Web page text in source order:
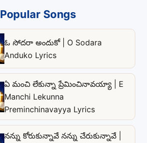
Popular Songs
ఓ సోదరా అందుకో | O Sodara
Anduko Lyrics
ఏ మంచి లేకున్నా ప్రేమించినావయ్యా | E
Manchi Lekunna
Preminchinavayya Lyrics
నన్ను కోరుకున్నావే నన్ను చేరుకున్నావే |